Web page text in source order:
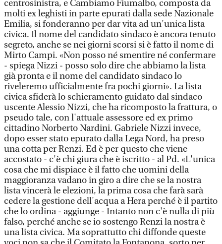
centrosinistra, e Cambiamo Fiumalbo, composta da
molti ex leghisti in parte epurati dalla sede Nazionale
Emilia, si fonderanno per dar vita ad un'unica lista
civica. Il nome del candidato sindaco è ancora tenuto
segreto, anche se nei giorni scorsi si è fatto il nome di
Mirto Campi. «Non posso né smentire né confermare
- spiega Nizzi - posso solo dire che abbiamo la lista
già pronta e il nome del candidato sindaco lo
riveleremo ufficialmente fra pochi giorni». La lista
civica sfiderà lo schieramento guidato dal sindaco
uscente Alessio Nizzi, che ha ricomposto la frattura, o
pseudo tale, con l'attuale assessore ed ex primo
cittadino Norberto Nardini. Gabriele Nizzi invece,
dopo esser stato epurato dalla Lega Nord, ha preso
una cotta per Renzi. Ed è per questo che viene
accostato - c'è chi giura che è iscritto - al Pd. «L'unica
cosa che mi dispiace è il fatto che uomini della
maggioranza vadano in giro a dire che se la nostra
lista vincerà le elezioni, la prima cosa che farà sarà
cedere la gestione dell'acqua a Hera perché è il partito
che lo ordina - aggiunge - Intanto non c'è nulla di più
falso, perché anche se io sostengo Renzi la nostra è
una lista civica. Ma soprattutto chi diffonde queste